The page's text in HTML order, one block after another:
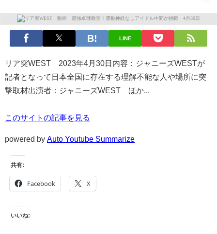
LINE
リア突WEST 2023年4月30日内容：ジャニーズWESTが
記者となって日本全国に存在する理解不能な人や場所に突
撃取材出演者：ジャニーズWEST ほか...
このサイトの記事を見る
powered by Auto Youtube Summarize
共有:
Facebook X
いいね: